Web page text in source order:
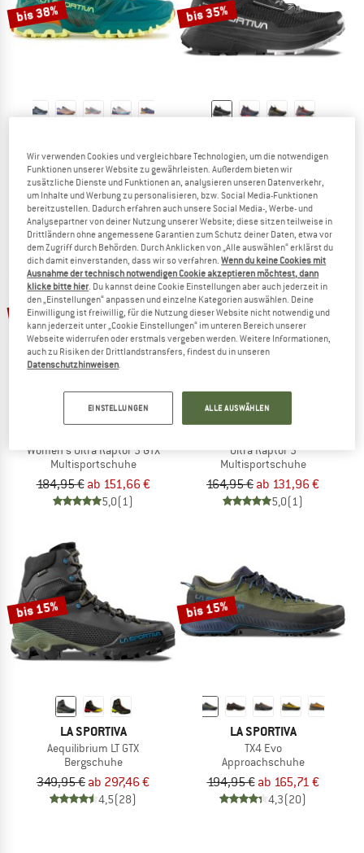
bis 38%
Women's Bushido III
Trailrunningschuhe
174,95 €ab 108,47 €
4,8(18)
bis 35%
Prodigio Hike GTX
Multisportschuhe
189,95 €ab 123,47 €
3,8(11)
bis 18%
Women's Ultra Raptor 3 GTX
Multisportschuhe
184,95 € ab 151,66 €
5,0(1)
bis 20%
Ultra Raptor 3
Multisportschuhe
164,95 € ab 131,96 €
5,0(1)
bis 15%
LA SPORTIVA
Aequilibrium LT GTX
Bergschuhe
349,95 € ab 297,46 €
4,5(28)
bis 15%
LA SPORTIVA
TX4 Evo
Approachschuhe
194,95 € ab 165,71 €
4,3(20)
Wir verwenden Cookies und vergleichbare Technologien, um die notwendigen
Funktionen unserer Website zu gewährleisten. Außerdem bieten wir
zusätzliche Dienste und Funktionen an, analysieren unseren Datenverkehr,
um Inhalte und Werbung zu personalisieren, bzw. Social Media-Funktionen
bereitzustellen. Dadurch erfahren auch unsere Social Media-, Werbe- und
Analysepartner von deiner Nutzung unserer Website; diese sitzen teilweise in
Drittländern ohne angemessene Garantien zum Schutz deiner Daten, etwa vor
dem Zugriff durch Behörden. Durch Anklicken von „Alle auswählen“ erklärst du
dich damit einverstanden, dass wir so verfahren.Wenn du keine Cookies mit
Ausnahme der technisch notwendigen Cookie akzeptieren möchtest, dann
klicke bitte hier. Du kannst deine Cookie Einstellungen aber auch jederzeit in
den „Einstellungen“ anpassen und einzelne Kategorien auswählen. Deine
Einwilligung ist freiwillig, für die Nutzung dieser Website nicht notwendig und
kann jederzeit unter „Cookie Einstellungen“ im unteren Bereich unserer
Webseite widerrufen oder erstmals vergeben werden. Weitere Informationen,
auch zu Risiken der Drittlandstransfers, findest du in unseren
Datenschutzhinweisen.
EINSTELLUNGEN ALLE AUSWÄHLEN